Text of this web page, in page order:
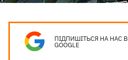
ПІДПИШІТЬСЯ НА НАС В
GOOGLE